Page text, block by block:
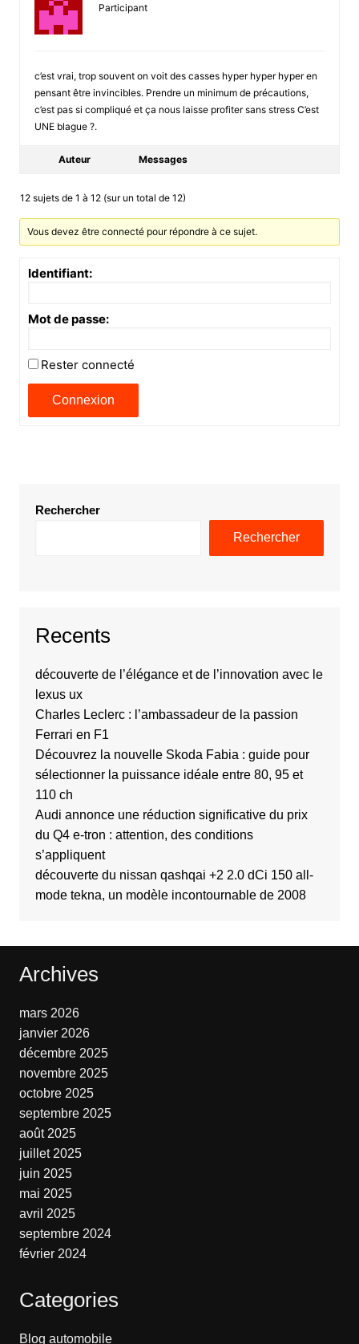
Participant
c’est vrai, trop souvent on voit des casses hyper hyper hyper en
pensant être invincibles. Prendre un minimum de précautions,
c’est pas si compliqué et ça nous laisse profiter sans stress C’est
UNE blague ?.
Auteur Messages
12 sujets de 1 à 12 (sur un total de 12)
Vous devez être connecté pour répondre à ce sujet.
Identifiant:
Mot de passe:
Rester connecté
Connexion
Rechercher
Rechercher
Recents
découverte de l’élégance et de l’innovation avec le
lexus ux
Charles Leclerc : l’ambassadeur de la passion
Ferrari en F1
Découvrez la nouvelle Skoda Fabia : guide pour
sélectionner la puissance idéale entre 80, 95 et
110 ch
Audi annonce une réduction significative du prix
du Q4 e-tron : attention, des conditions
s’appliquent
découverte du nissan qashqai +2 2.0 dCi 150 all-
mode tekna, un modèle incontournable de 2008
Archives
mars 2026
janvier 2026
décembre 2025
novembre 2025
octobre 2025
septembre 2025
août 2025
juillet 2025
juin 2025
mai 2025
avril 2025
septembre 2024
février 2024
Categories
Blog automobile